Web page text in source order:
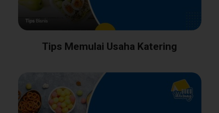
Tips Memulai Usaha Katering